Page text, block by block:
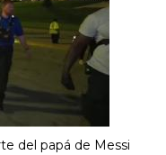
del papá de Messi